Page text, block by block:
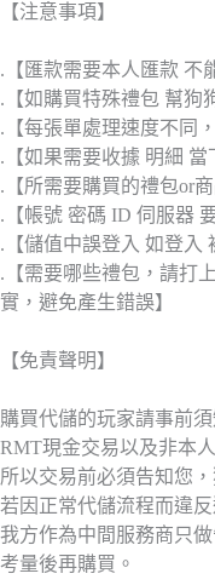
【注意事項】
.【匯款需要本人匯款 不
.【如購買特殊禮包 幫狗
.【每張單處理速度不同
.【如果需要收據 明細 當
.【所需要購買的禮包or
.【帳號 密碼 ID 伺服器
.【儲值中誤登入 如登入
.【需要哪些禮包，請打
實，避免產生錯誤】
【免責聲明】
購買代儲的玩家請事前
RMT現金交易以及非本
所以交易前必須告知您
若因正常代儲流程而違
我方作為中間服務商只
考量後再購買。